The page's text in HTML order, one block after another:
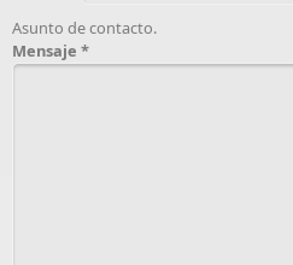
Asunto de contacto.
Mensaje *